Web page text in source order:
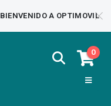
BIENVENIDO A OPTIMOVIL
0